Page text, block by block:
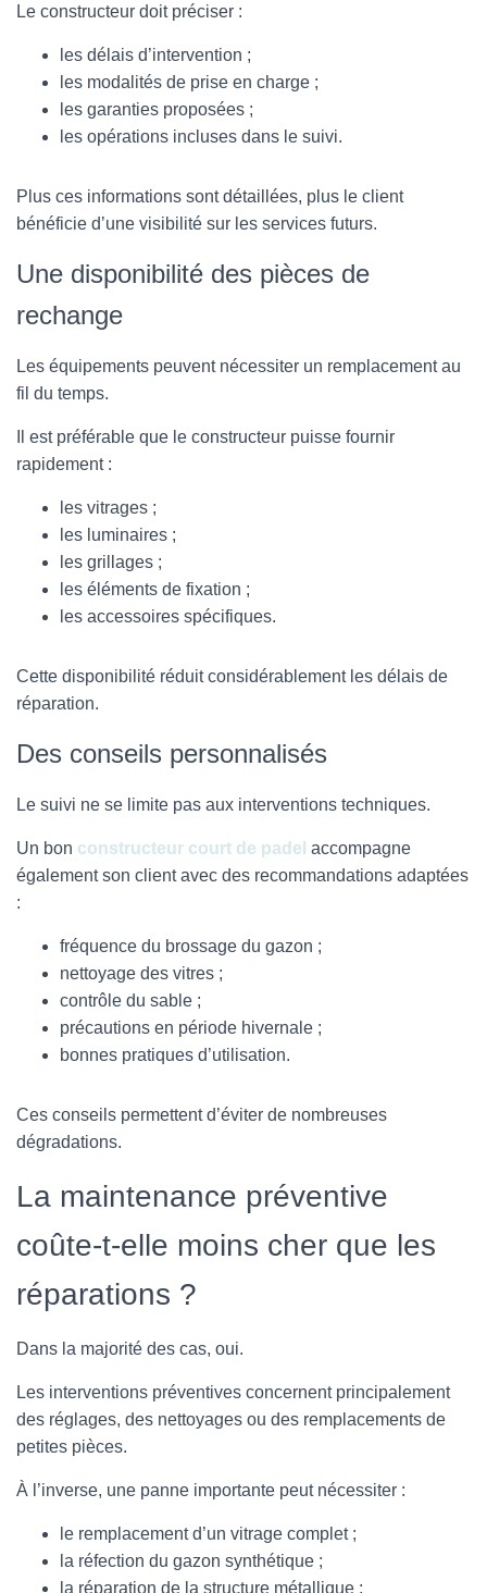
Le constructeur doit préciser :
les délais d’intervention ;
les modalités de prise en charge ;
les garanties proposées ;
les opérations incluses dans le suivi.
Plus ces informations sont détaillées, plus le client
bénéficie d’une visibilité sur les services futurs.
Une disponibilité des pièces de
rechange
Les équipements peuvent nécessiter un remplacement au
fil du temps.
Il est préférable que le constructeur puisse fournir
rapidement :
les vitrages ;
les luminaires ;
les grillages ;
les éléments de fixation ;
les accessoires spécifiques.
Cette disponibilité réduit considérablement les délais de
réparation.
Des conseils personnalisés
Le suivi ne se limite pas aux interventions techniques.
Un bon constructeur court de padel accompagne
également son client avec des recommandations adaptées
:
fréquence du brossage du gazon ;
nettoyage des vitres ;
contrôle du sable ;
précautions en période hivernale ;
bonnes pratiques d’utilisation.
Ces conseils permettent d’éviter de nombreuses
dégradations.
La maintenance préventive
coûte-t-elle moins cher que les
réparations ?
Dans la majorité des cas, oui.
Les interventions préventives concernent principalement
des réglages, des nettoyages ou des remplacements de
petites pièces.
À l’inverse, une panne importante peut nécessiter :
le remplacement d’un vitrage complet ;
la réfection du gazon synthétique ;
la réparation de la structure métallique ;